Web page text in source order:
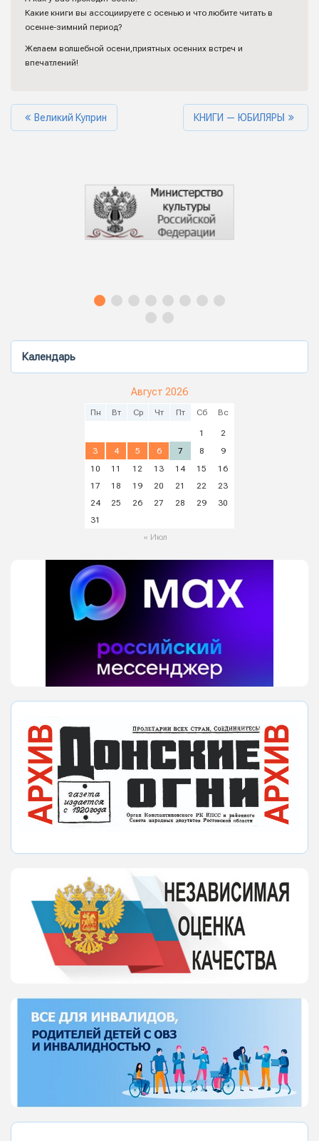
Календарь
Август 2026
Пн Вт Ср Чт Пт Сб Вс
1
2
3
4 5 6 7 8
9
10
11 12 13 14 15
16
17
18 19 20 21 22
23
24
25 26 27 28 29
30
31
« Июл
Какие книги вы ассоциируете с осенью и что любите читать в
осенне-зимний период?
Желаем волшебной осени,приятных осенних встреч и
впечатлений!
Великий Куприн КНИГИ — ЮБИЛЯРЫ